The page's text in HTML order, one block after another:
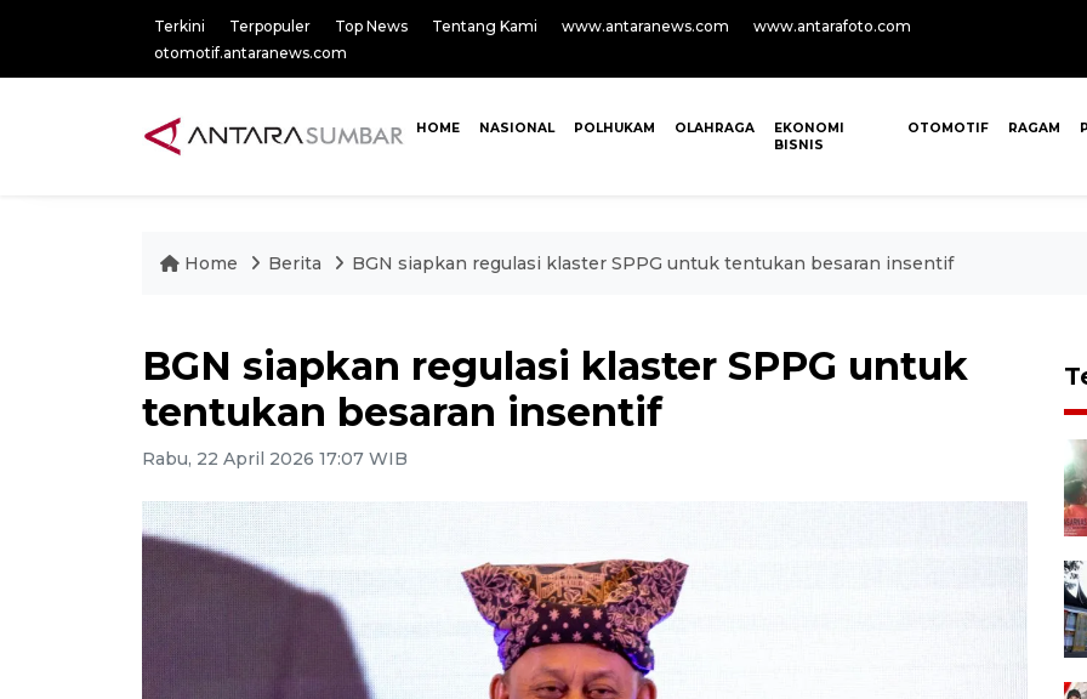
Terkini Terpopuler Top News Tentang Kami www.antaranews.com
www.antarafoto.com
otomotif.antaranews.com
HOME NASIONAL POLHUKAM OLAHRAGA
EKONOMI
BISNIS
OTOMOTIF RAGAM
Home Berita BGN siapkan regulasi klaster SPPG untuk tentukan besaran insentif
BGN siapkan regulasi klaster SPPG untuk
tentukan besaran insentif
Rabu, 22 April 2026 17:07 WIB